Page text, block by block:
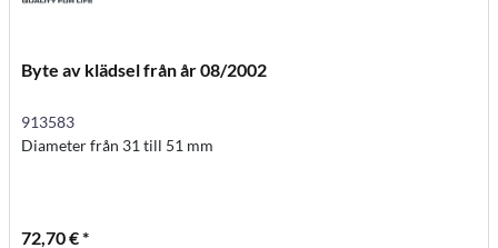
Byte av klädsel från år 08/2002
913583
Diameter från 31 till 51 mm
72,70 € *